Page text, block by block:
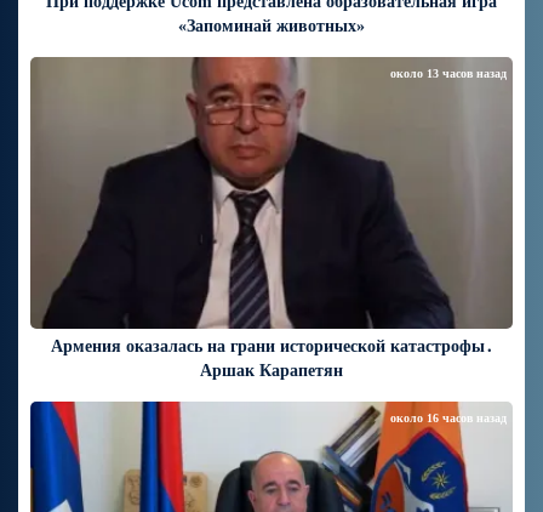
«Запоминай животных»
Армения оказалась на грани исторической катастрофы․
Аршак Карапетян
около 13 часов назад
около 16 часов назад